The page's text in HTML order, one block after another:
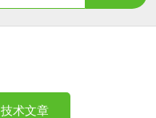
技术文章